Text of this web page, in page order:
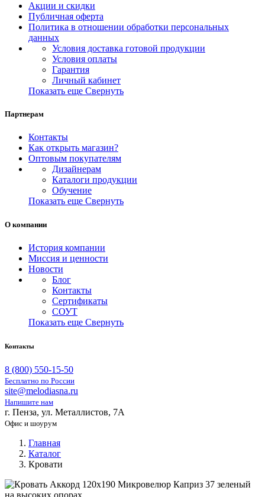
Акции и скидки
Публичная оферта
Политика в отношении обработки персональных
данных
Условия доставка готовой продукции
Условия оплаты
Гарантия
Личный кабинет
Показать еще Свернуть
Партнерам
Контакты
Как открыть магазин?
Оптовым покупателям
Дизайнерам
Каталоги продукции
Обучение
Показать еще Свернуть
О компании
История компании
Миссия и ценности
Новости
Блог
Контакты
Сертификаты
СОУТ
Показать еще Свернуть
Контакты
8 (800) 550-15-50
Бесплатно по России
site@melodiasna.ru
Напишите нам
г. Пенза, ул. Металлистов, 7А
Офис и шоурум
Главная
Каталог
Кровати